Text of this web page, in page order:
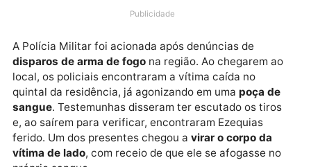
Cerejeiras, interior de Rondônia. O
ligação com o tráfico de drogas.
Publicidade
A Polícia Militar foi acionada após denúncias de
disparos de arma de fogona região. Ao chegarem
local, os policiais encontraram a vítima caída no